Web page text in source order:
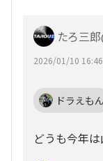
たろ三
2026/01/10 16:46
ドラえもん
どうも今年は